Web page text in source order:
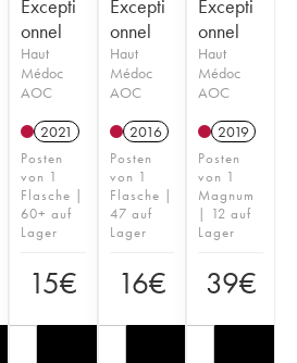
Excepti
onnel
Haut
Médoc
AOC
2021
Posten
von 1
Flasche |
60+ auf
Lager
15€
Excepti
onnel
Haut
Médoc
AOC
2016
Posten
von 1
Flasche |
47 auf
Lager
16€
Excepti
onnel
Haut
Médoc
AOC
2019
Posten
von 1
Magnum
| 12 auf
Lager
39€